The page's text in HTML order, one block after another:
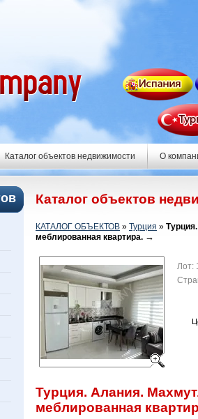
Каталог объектов недвижимости О
Каталог объектов
КАТАЛОГ ОБЪЕКТОВ » Турция »
меблированная квартира. →
Лот:
Турция. Алания.
меблированная